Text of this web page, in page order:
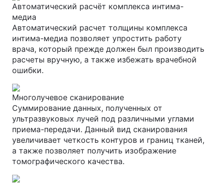
Автоматический расчёт комплекса интима-
медиа
Автоматический расчет толщины комплекса
интима-медиа позволяет упростить работу
врача, который прежде должен был производить
расчеты вручную, а также избежать врачебной
ошибки.
Многолучевое сканирование
Суммирование данных, полученных от
ультразвуковых лучей под различными углами
приема-передачи. Данный вид сканирования
увеличивает четкость контуров и границ тканей,
а также позволяет получить изображение
томографического качества.